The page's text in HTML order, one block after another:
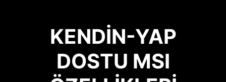
KENDİN-YAP
DOSTU MSI